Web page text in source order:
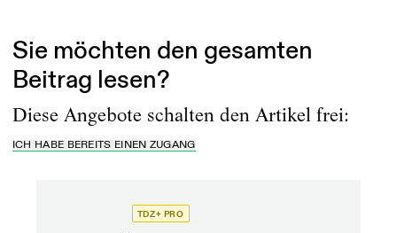
Sie möchten den gesamten
Beitrag lesen?
Diese Angebote schalten den Artikel frei:
ICH HABE BEREITS EINEN ZUGANG
TDZ+ PRO